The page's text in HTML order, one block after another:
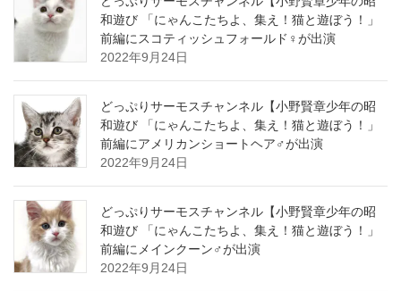
和遊び 「にゃんこたちよ、集え！猫と遊ぼう！」
前編にスコティッシュフォールド♀が出演
2022年9月24日
どっぷりサーモスチャンネル【小野賢章少年の昭
和遊び 「にゃんこたちよ、集え！猫と遊ぼう！」
前編にアメリカンショートヘア♂が出演
2022年9月24日
どっぷりサーモスチャンネル【小野賢章少年の昭
和遊び 「にゃんこたちよ、集え！猫と遊ぼう！」
前編にメインクーン♂が出演
2022年9月24日